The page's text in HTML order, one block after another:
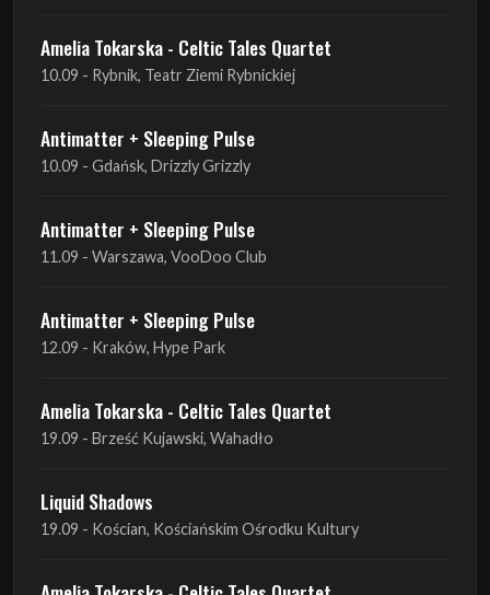
Antimatter + Sleeping Pulse
Antimatter + Sleeping Pulse
11.09 - Warszawa, VooDoo Club
Antimatter + Sleeping Pulse
12.09 - Kraków, Hype Park
Amelia Tokarska - Celtic Tales Quartet
19.09 - Brześć Kujawski, Wahadło
Liquid Shadows
19.09 - Kościan, Kościańskim Ośrodku Kultury
Amelia Tokarska - Celtic Tales Quartet
20.09 - Brześć Kujawski, Wahadło
Red Sand